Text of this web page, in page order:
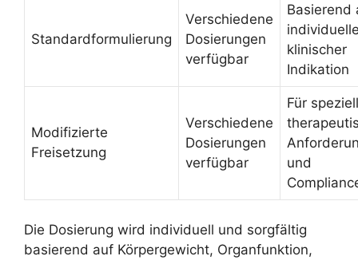
Standardformulierung
Verschiedene
Dosierungen
verfügbar
Basierend
klinischer
Indikation
Modifizierte
Freisetzung
Verschiedene
Dosierungen
verfügbar
Für
und
Die Dosierung wird individuell und sorgfältig
basierend auf Körpergewicht, Organfunktion,